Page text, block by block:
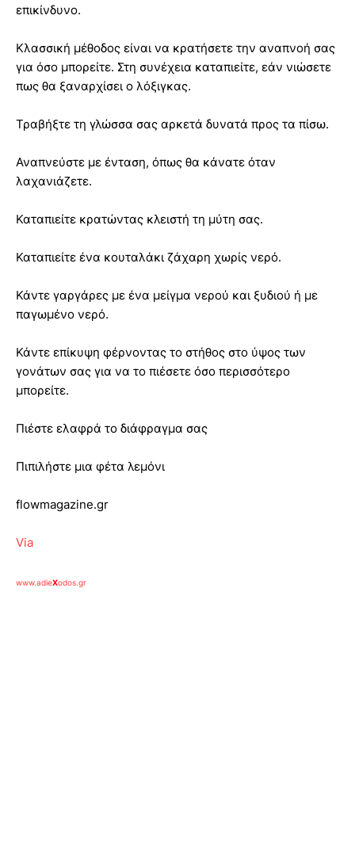
επικίνδυνο.
Κλασσική μέθοδος είναι να κρατήσετε την αναπνοή σας
για όσο μπορείτε. Στη συνέχεια καταπιείτε, εάν νιώσετε
πως θα ξαναρχίσει ο λόξιγκας.
Τραβήξτε τη γλώσσα σας αρκετά δυνατά προς τα πίσω.
Αναπνεύστε με ένταση, όπως θα κάνατε όταν
λαχανιάζετε.
Καταπιείτε κρατώντας κλειστή τη μύτη σας.
Καταπιείτε ένα κουταλάκι ζάχαρη χωρίς νερό.
Κάντε γαργάρες με ένα μείγμα νερού και ξυδιού ή με
παγωμένο νερό.
Κάντε επίκυψη φέρνοντας το στήθος στο ύψος των
γονάτων σας για να το πιέσετε όσο περισσότερο
μπορείτε.
Πιέστε ελαφρά το διάφραγμα σας
Πιπιλήστε μια φέτα λεμόνι
flowmagazine.gr
Via
www.adieXodos.gr